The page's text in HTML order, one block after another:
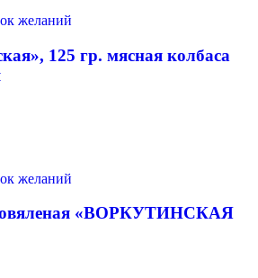
желаний
125 гр. мясная колбаса
желаний
«ВОРКУТИНСКАЯ